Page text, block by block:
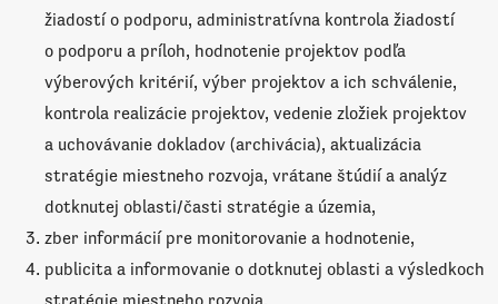
žiadostí o podporu, administratívna kontrola žiadostí
o podporu a príloh, hodnotenie projektov podľa
výberových kritérií, výber projektov a ich schválenie,
kontrola realizácie projektov, vedenie zložiek projektov
a uchovávanie dokladov (archivácia), aktualizácia
stratégie miestneho rozvoja, vrátane štúdií a analýz
dotknutej oblasti/časti stratégie a územia,
zber informácií pre monitorovanie a hodnotenie,
publicita a informovanie o dotknutej oblasti a výsledkoch